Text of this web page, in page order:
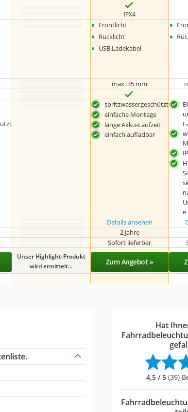
IPX4
• Frontlicht
• Rücklicht
• USB Ladekabel
•
•
max. 35 mm
spritzwassergeschützt
einfache Montage
lange Akku-Laufzeit
einfach aufladbar
e
Details ansehen
2 Jahre
Sofort lieferbar
Unser Highlight-Produkt
wird ermittelt...
Zum Angebot »
Hat
4,5 / 5 (39)